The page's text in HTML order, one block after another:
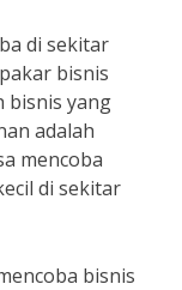
di sekitar
bisnis
bisnis yang
adalah
mencoba
di sekitar
bisnis